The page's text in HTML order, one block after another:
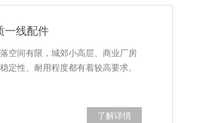
一线配件
空间有限，城郊小高层、商业厂房
定性、耐用程度都有着较高要求。
了解详情